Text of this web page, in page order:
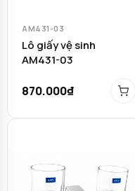
AM431-03
Lô giấy vệ sinh
AM431-03
870.000₫